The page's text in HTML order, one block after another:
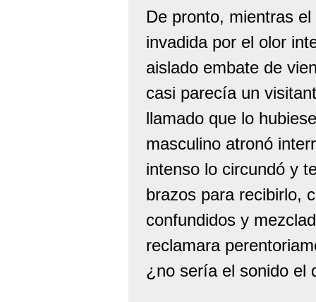
De pronto, mientras
invadida por el olor
aislado embate de
casi parecía un
llamado que lo
masculino atronó
intenso lo circundó y
brazos para recibirlo,
confundidos y
reclamara
¿no sería el sonido el